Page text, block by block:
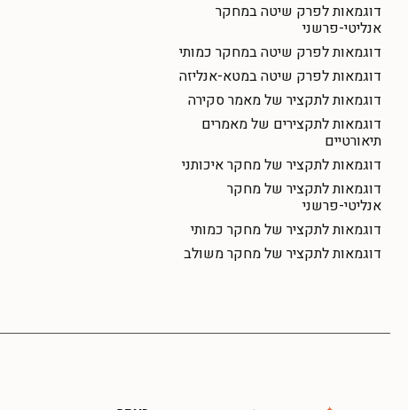
דוגמאות לפרק שיטה במחקר
אנליטי-פרשני
דוגמאות לפרק שיטה במחקר כמותי
דוגמאות לפרק שיטה במטא-אנליזה
דוגמאות לתקציר של מאמר סקירה
דוגמאות לתקצירים של מאמרים
תיאורטיים
דוגמאות לתקציר של מחקר איכותני
דוגמאות לתקציר של מחקר
אנליטי-פרשני
דוגמאות לתקציר של מחקר כמותי
דוגמאות לתקציר של מחקר משולב